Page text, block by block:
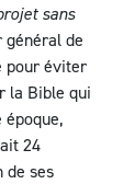
sans
de
pour éviter
la Bible qui
24
de ses